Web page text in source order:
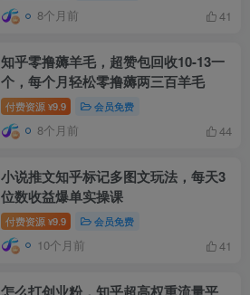
8个月前 41
知乎零撸薅羊毛，超赞包回收10-13一
个，每个月轻松零撸薅两三百羊毛
付费资源 ¥9.9 会员免费
8个月前 44
小说推文知乎标记多图文玩法，每天3
位数收益爆单实操课
付费资源 ¥9.9 会员免费
10个月前 41